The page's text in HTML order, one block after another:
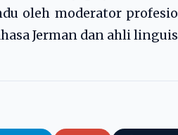
oleh moderator
Jerman dan ahli